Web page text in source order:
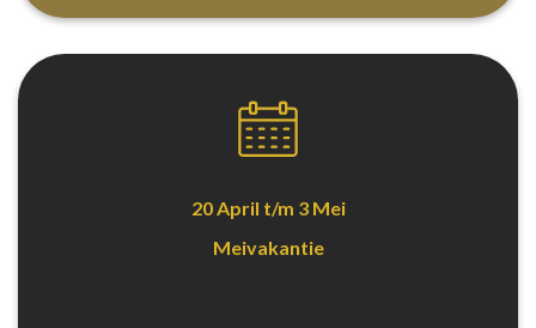
20 April t/m 3 Mei
Meivakantie